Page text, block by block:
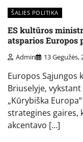
ŠALIES POLITIKA
ES kultūros
atsparios Europos
Admin 13 Gegužės,
Europos
Briuselyje,
„Kūrybiška
strategines gaires,
akcentavo […]